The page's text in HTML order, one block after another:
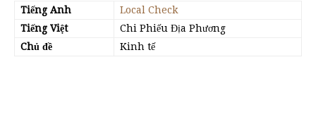
Tiếng Anh
Local Check
Tiếng Việt
Chi Phiếu Địa Phương
Chủ đề
Kinh tế